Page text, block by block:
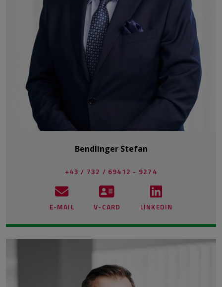
Bendlinger Stefan
+43 / 732 / 69412 - 9274
E-MAIL V-CARD LINKEDIN